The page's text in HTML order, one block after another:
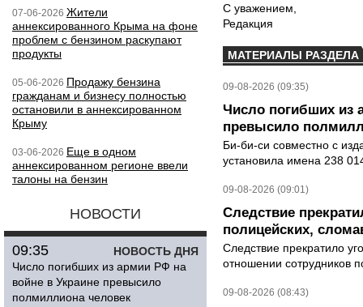
07-06-2026 Жители
аннексированного Крыма на фоне
проблем с бензином раскупают
продукты
05-06-2026 Продажу бензина
гражданам и бизнесу полностью
остановили в аннексированном
Крыму
03-06-2026 Еще в одном
аннексированном регионе ввели
талоны на бензин
НОВОСТИ
НОВОСТЬ ДНЯ
09:35
Число погибших из армии РФ на
войне в Украине превысило
полмиллиона человек
С уважением,
Редакция
МАТЕРИАЛЫ РАЗДЕЛА
09-08-2026 (09:35)
Число погибших из
превысило
Би-би-си совместно с
установила имена 238
09-08-2026 (09:01)
Следствие
полицейских,
Следствие прекратило
отношении сотрудников
09-08-2026 (08:43)